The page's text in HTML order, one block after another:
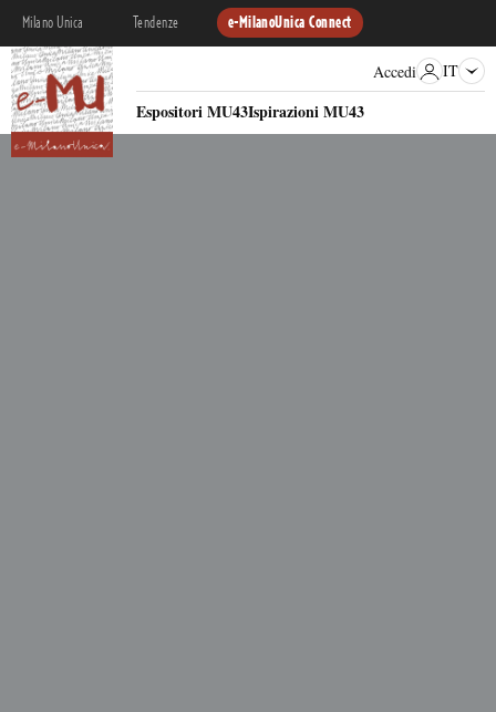
Milano Unica Tendenze e-MilanoUnica Connect
Espositori MU43Ispirazioni MU43
Accedi IT